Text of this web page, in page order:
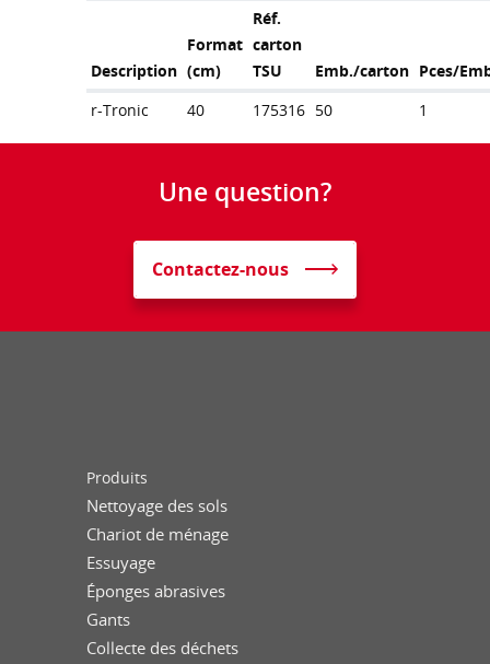
Description
Format
(cm)
Réf.
carton
TSU
Emb./carton Pces/
r-Tronic
40 175316 50 1
Une question?
Contactez-nous
Produits
Nettoyage des sols
Chariot de ménage
Essuyage
Éponges abrasives
Gants
Collecte des déchets